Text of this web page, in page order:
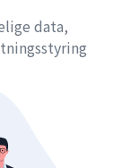
data,